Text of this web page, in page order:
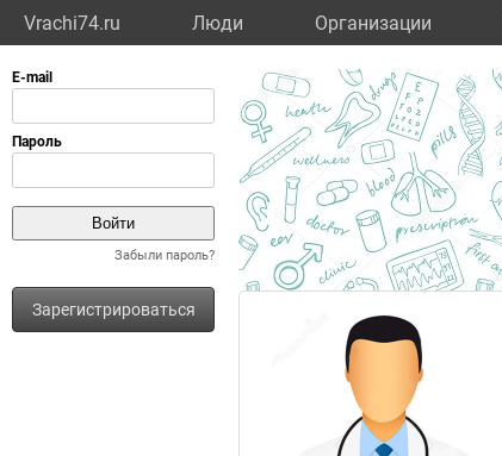
Vrachi74.ru Люди Организации
Забыли пароль?
Зарегистрироваться